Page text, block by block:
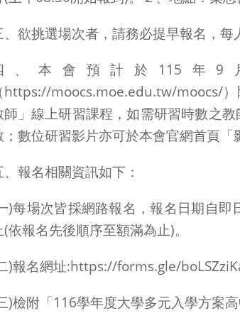
、欲挑選場次者，請務必提早報名，每
、本會預計於115年9
https://moocs.moe.edu.tw/moocs/）
師」線上研習課程，如需研習時數之
；數位研習影片亦可於本會官網首頁「
、報名相關資訊如下：
)每場次皆採網路報名，報名日期自
(依報名先後順序至額滿為止)。
)報名網址:https://forms.gle/
)檢附「116學年度大學多元入學方案